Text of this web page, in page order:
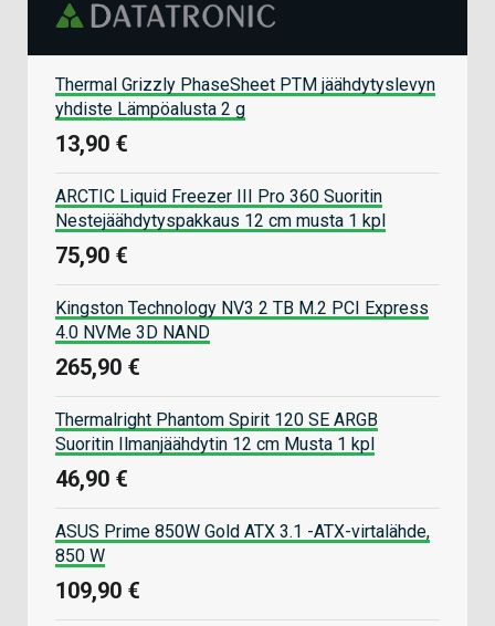
Thermal Grizzly PhaseSheet PTM jäähdytyslevyn
yhdiste Lämpöalusta 2 g
13,90 €
ARCTIC Liquid Freezer III Pro 360 Suoritin
Nestejäähdytyspakkaus 12 cm musta 1 kpl
75,90 €
Kingston Technology NV3 2 TB M.2 PCI Express
4.0 NVMe 3D NAND
265,90 €
Thermalright Phantom Spirit 120 SE ARGB
Suoritin Ilmanjäähdytin 12 cm Musta 1 kpl
46,90 €
ASUS Prime 850W Gold ATX 3.1 -ATX-virtalähde,
850 W
109,90 €